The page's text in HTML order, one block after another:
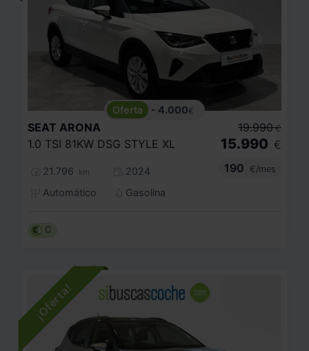
- 4.000€
SEAT ARONA
1.0 TSI 81KW DSG STYLE XL
21.796 km
2024
Automático
Gasolina
19.990 €
15.990 €
190
€/mes
C